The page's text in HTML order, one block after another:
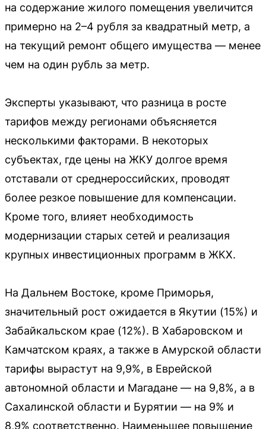
на содержание жилого помещения увеличится
примерно на 2–4 рубля за квадратный метр, а
на текущий ремонт общего имущества — менее
чем на один рубль за метр.
Эксперты указывают, что разница в росте
тарифов между регионами объясняется
несколькими факторами. В некоторых
субъектах, где цены на ЖКУ долгое время
отставали от среднероссийских, проводят
более резкое повышение для компенсации.
Кроме того, влияет необходимость
модернизации старых сетей и реализация
крупных инвестиционных программ в ЖКХ.
На Дальнем Востоке, кроме Приморья,
значительный рост ожидается в Якутии (15%) и
Забайкальском крае (12%). В Хабаровском и
Камчатском краях, а также в Амурской области
тарифы вырастут на 9,9%, в Еврейской
автономной области и Магадане — на 9,8%, а в
Сахалинской области и Бурятии — на 9% и
8,9% соответственно. Наименьшее повышение